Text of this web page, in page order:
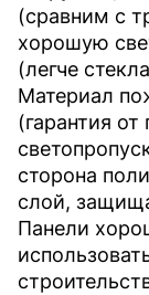
(сравним с
хорошую
(легче
Материал
(гарантия
сторона
слой,
Панели